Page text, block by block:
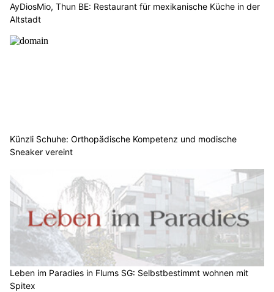
AyDiosMio, Thun BE: Restaurant für mexikanische Küche in der
Altstadt
Künzli Schuhe: Orthopädische Kompetenz und modische
Sneaker vereint
Leben im Paradies in Flums SG: Selbstbestimmt wohnen mit
Spitex